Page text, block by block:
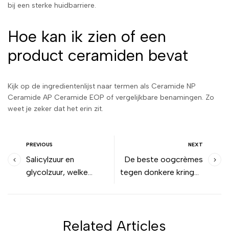
bij een sterke huidbarriere.
Hoe kan ik zien of een
product ceramiden bevat
Kijk op de ingredientenlijst naar termen als Ceramide NP
Ceramide AP Ceramide EOP of vergelijkbare benamingen. Zo
weet je zeker dat het erin zit.
PREVIOUS
Salicylzuur en
glycolzuur, welke
NEXT
De beste oogcrèmes
tegen donkere kringen
Related Articles